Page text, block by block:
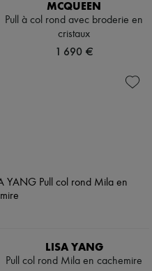
MCQUEEN
Pull à col rond avec broderie en
cristaux
1 690 €
LISA YANG
Pull col rond Mila en cachemire